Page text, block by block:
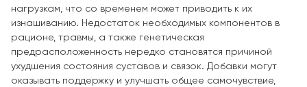
нагрузкам, что со временем может приводить к их
изнашиванию. Недостаток необходимых компонентов в
рационе, травмы, а также генетическая
предрасположенность нередко становятся причиной
ухудшения состояния суставов и связок. Добавки могут
оказывать поддержку и улучшать общее самочувствие,